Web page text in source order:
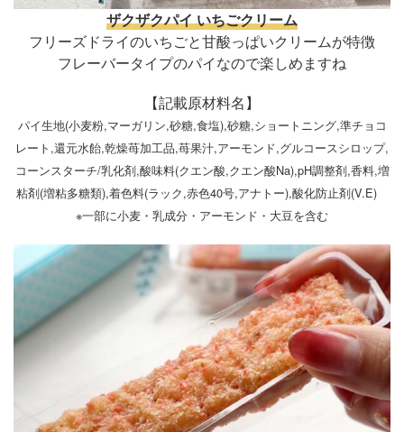
ザクザクパイ いちごクリーム
フリーズドライのいちごと甘酸っぱいクリームが特徴
フレーバータイプのパイなので楽しめますね
【記載原材料名】
パイ生地(小麦粉,マーガリン,砂糖,食塩),砂糖,ショートニング,準チョコ
レート,還元水飴,乾燥苺加工品,苺果汁,アーモンド,グルコースシロップ,
コーンスターチ/乳化剤,酸味料(クエン酸,クエン酸Na),pH調整剤,香料,増
粘剤(増粘多糖類),着色料(ラック,赤色40号,アナトー),酸化防止剤(V.E)
※一部に小麦・乳成分・アーモンド・大豆を含む